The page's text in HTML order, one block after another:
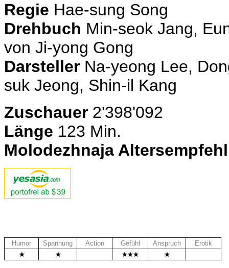
Regie Hae-sung Song
Drehbuch Min-seok Jang,
von Ji-yong Gong
Darsteller Na-yeong Lee,
suk Jeong, Shin-il Kang
Zuschauer 2'398'092
Länge 123 Min.
Molodezhnaja
Humor Spannung Action Gefühl Anspruch
Erotik